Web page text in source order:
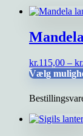
kr.115,00 – kr.
Vælg